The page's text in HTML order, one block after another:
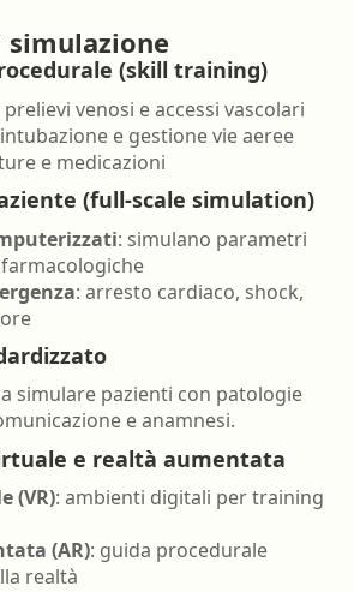
(skill training)
venosi e accessi vascolari
e gestione vie aeree
e medicazioni
(full-scale simulation)
: simulano parametri
: arresto cardiaco, shock,
simulare pazienti con patologie
e anamnesi.
e realtà aumentata
(VR): ambienti digitali per training
(AR): guida procedurale
realtà